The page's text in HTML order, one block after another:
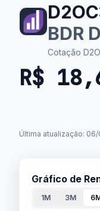
BDR
Cotação
R$
Última atualização:
Gráfico de
1M 3M